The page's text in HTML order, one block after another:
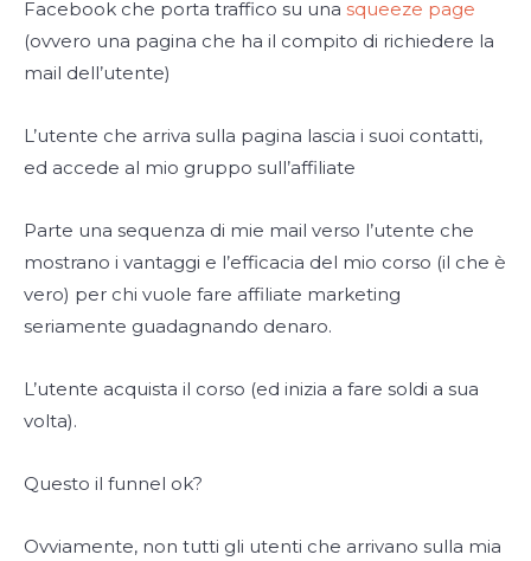
Facebook che porta traffico su una squeeze page
(ovvero una pagina che ha il compito di richiedere la
mail dell’utente)
L’utente che arriva sulla pagina lascia i suoi contatti,
ed accede al mio gruppo sull’affiliate
Parte una sequenza di mie mail verso l’utente che
mostrano i vantaggi e l’efficacia del mio corso (il che è
vero) per chi vuole fare affiliate marketing
seriamente guadagnando denaro.
L’utente acquista il corso (ed inizia a fare soldi a sua
volta).
Questo il funnel ok?
Ovviamente, non tutti gli utenti che arrivano sulla mia